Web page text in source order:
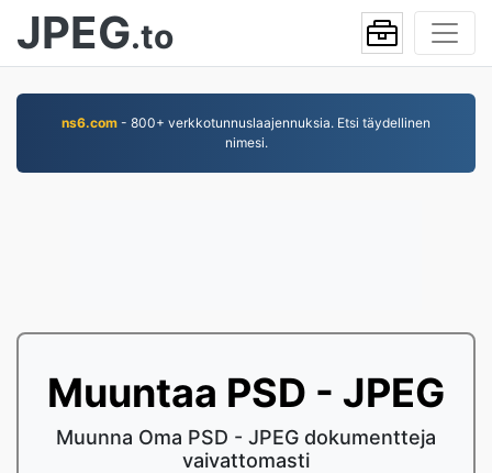
JPEG.to
ns6.com - 800+ verkkotunnuslaajennuksia. Etsi täydellinen
nimesi.
Muuntaa PSD - JPEG
Muunna Oma PSD - JPEG dokumentteja
vaivattomasti